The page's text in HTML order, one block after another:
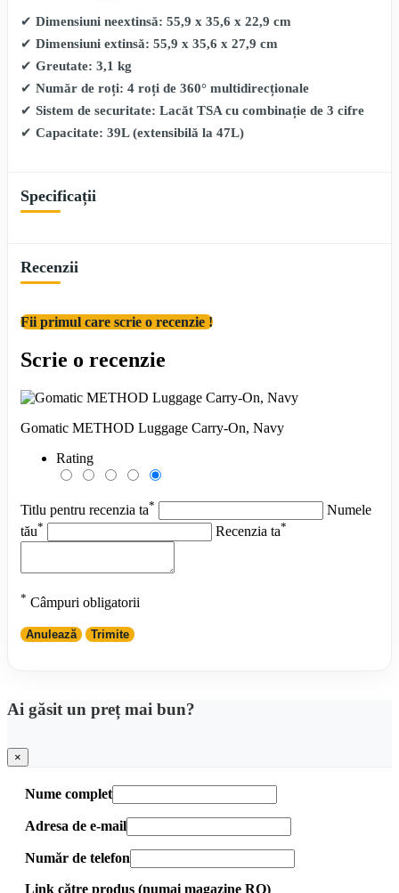
✔ Dimensiuni neextinsă: 55,9 x 35,6 x 22,9 cm
✔ Dimensiuni extinsă: 55,9 x 35,6 x 27,9 cm
✔ Greutate: 3,1 kg
✔ Număr de roți: 4 roți de 360° multidirecționale
✔ Sistem de securitate: Lacăt TSA cu combinație de 3 cifre
✔ Capacitate: 39L (extensibilă la 47L)
Specificații
Recenzii
Fii primul care scrie o recenzie !
Scrie o recenzie
Gomatic METHOD Luggage Carry-On, Navy
Rating
Titlu pentru recenzia ta*
Numele
tău* Recenzia ta*
* Câmpuri obligatorii
Anulează Trimite
Ai găsit un preț mai bun?
×
Nume complet
Adresa de e-mail
Număr de telefon
Link către produs (numai magazine RO)